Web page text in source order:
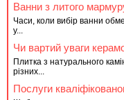
Ванни з литого
Часи, коли вибір ванни
у...
Чи вартий уваги
Плитка з натурального
різних...
Послуги